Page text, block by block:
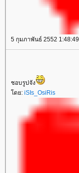
5 กุมภาพันธ์ 2552
ชอบรูปจัง
ดย: iSIs_OsiRis